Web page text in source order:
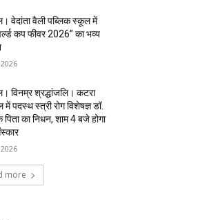
वेदांता वैली पब्लिक स्कूल में
कप फीवर 2026” का भव्य
विनम्र श्रद्धांजलि। कटरा
में पदस्थ स्त्री रोग विशेषज्ञ डॉ.
पिता का निधन, शाम 4 बजे होगा
more